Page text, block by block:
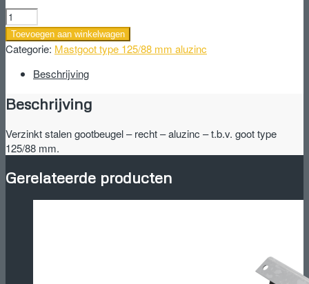
Verzinkt
stalen
gootbeugel
recht
aluzinc
t.b.v.
goot
type
125/88
Toevoegen aan winkelwagen
Categorie: Mastgoot type 125/88 mm aluzinc
Beschrijving
Beschrijving
Verzinkt stalen gootbeugel – recht – aluzinc – t.b.v. goot type
125/88 mm.
Gerelateerde producten